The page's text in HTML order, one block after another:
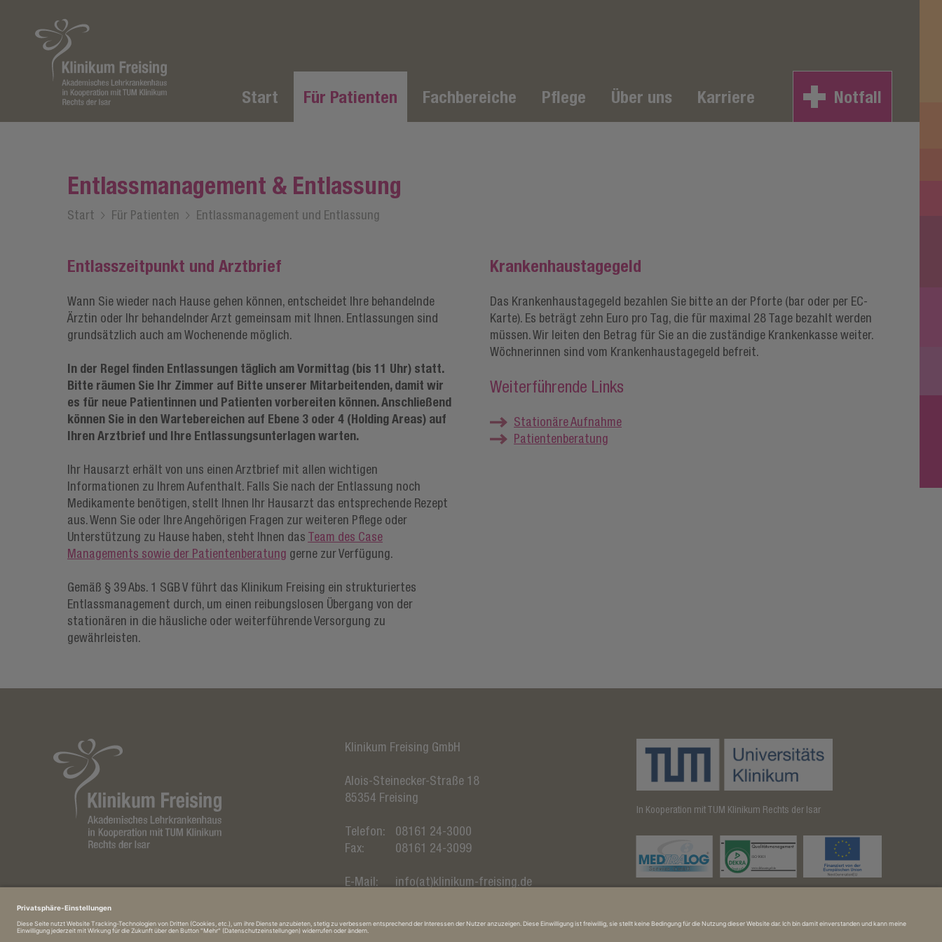
Start Für Patienten Fachbereiche Pflege Über uns Karriere Notfall
Entlassmanagement & Entlassung
Start Für Patienten Entlassmanagement und Entlassung
Entlasszeitpunkt und Arztbrief
Wann Sie wieder nach Hause gehen können, entscheidet Ihre behandelnde
Ärztin oder Ihr behandelnder Arzt gemeinsam mit Ihnen. Entlassungen sind
grundsätzlich auch am Wochenende möglich.
In der Regel finden Entlassungen täglich am Vormittag (bis 11 Uhr) statt.
Bitte räumen Sie Ihr Zimmer auf Bitte unserer Mitarbeitenden, damit wir
es für neue Patientinnen und Patienten vorbereiten können. Anschließend
können Sie in den Wartebereichen auf Ebene 3 oder 4 (Holding Areas) auf
Ihren Arztbrief und Ihre Entlassungsunterlagen warten.
Ihr Hausarzt erhält von uns einen Arztbrief mit allen wichtigen
Informationen zu Ihrem Aufenthalt. Falls Sie nach der Entlassung noch
Medikamente benötigen, stellt Ihnen Ihr Hausarzt das entsprechende Rezept
aus. Wenn Sie oder Ihre Angehörigen Fragen zur weiteren Pflege oder
Unterstützung zu Hause haben, steht Ihnen das Team des Case
Managements sowie der Patientenberatung gerne zur Verfügung.
Gemäß § 39 Abs. 1 SGB V führt das Klinikum Freising ein strukturiertes
Entlassmanagement durch, um einen reibungslosen Übergang von der
stationären in die häusliche oder weiterführende Versorgung zu
gewährleisten.
Krankenhaustagegeld
Das Krankenhaustagegeld bezahlen Sie bitte an der Pforte (bar oder per EC-
Karte). Es beträgt zehn Euro pro Tag, die für maximal 28 Tage bezahlt werden
müssen. Wir leiten den Betrag für Sie an die zuständige Krankenkasse weiter.
Wöchnerinnen sind vom Krankenhaustagegeld befreit.
Weiterführende Links
Stationäre Aufnahme
Patientenberatung
Klinikum Freising GmbH
Alois-Steinecker-Straße 18
85354 Freising
Telefon:
08161 24-3000
Fax:
08161 24-3099
E-Mail:
info(at)klinikum-freising.de
In Kooperation mit TUM Klinikum Rechts der Isar